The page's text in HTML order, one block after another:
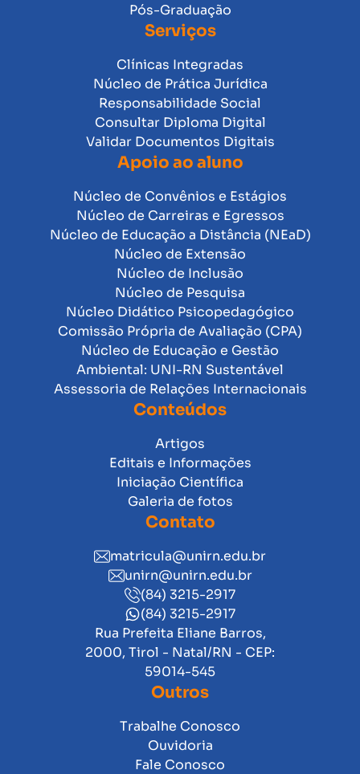
Pós-Graduação
Serviços
Clínicas Integradas
Núcleo de Prática Jurídica
Responsabilidade Social
Consultar Diploma Digital
Validar Documentos Digitais
Apoio ao aluno
Núcleo de Convênios e Estágios
Núcleo de Carreiras e Egressos
Núcleo de Educação a Distância (NEaD)
Núcleo de Extensão
Núcleo de Inclusão
Núcleo de Pesquisa
Núcleo Didático Psicopedagógico
Comissão Própria de Avaliação (CPA)
Núcleo de Educação e Gestão
Ambiental: UNI-RN Sustentável
Assessoria de Relações Internacionais
Conteúdos
Artigos
Editais e Informações
Iniciação Científica
Galeria de fotos
Contato
matricula@unirn.edu.br
unirn@unirn.edu.br
(84) 3215-2917
(84) 3215-2917
Rua Prefeita Eliane Barros,
2000, Tirol - Natal/RN - CEP:
59014-545
Outros
Trabalhe Conosco
Ouvidoria
Fale Conosco